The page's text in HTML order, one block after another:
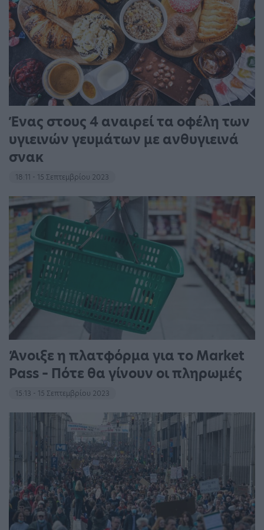
Ένας στους 4 αναιρεί τα οφέλη των
υγιεινών γευμάτων με ανθυγιεινά
σνακ
18:11 - 15 Σεπτεμβρίου 2023
Άνοιξε η πλατφόρμα για το Market
Pass – Πότε θα γίνουν οι πληρωμές
15:13 - 15 Σεπτεμβρίου 2023